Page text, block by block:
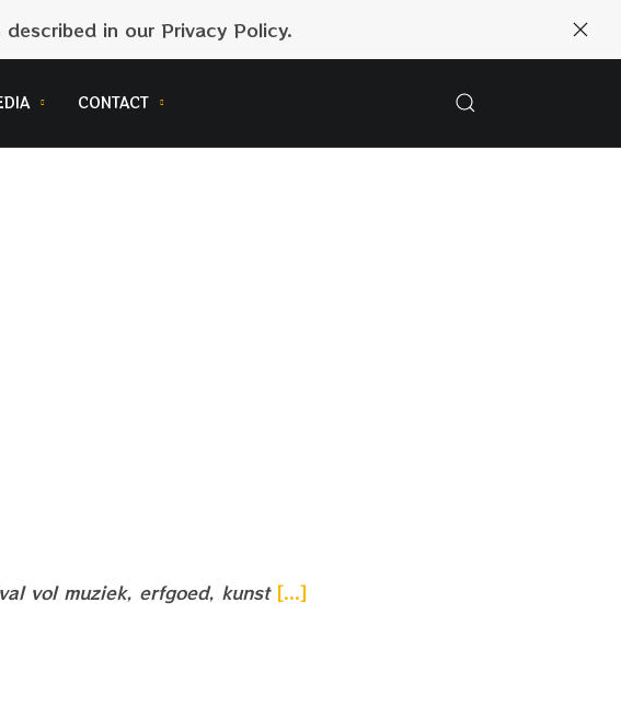
in our Privacy Policy.
CONTACT
vol muziek, erfgoed, kunst [...]